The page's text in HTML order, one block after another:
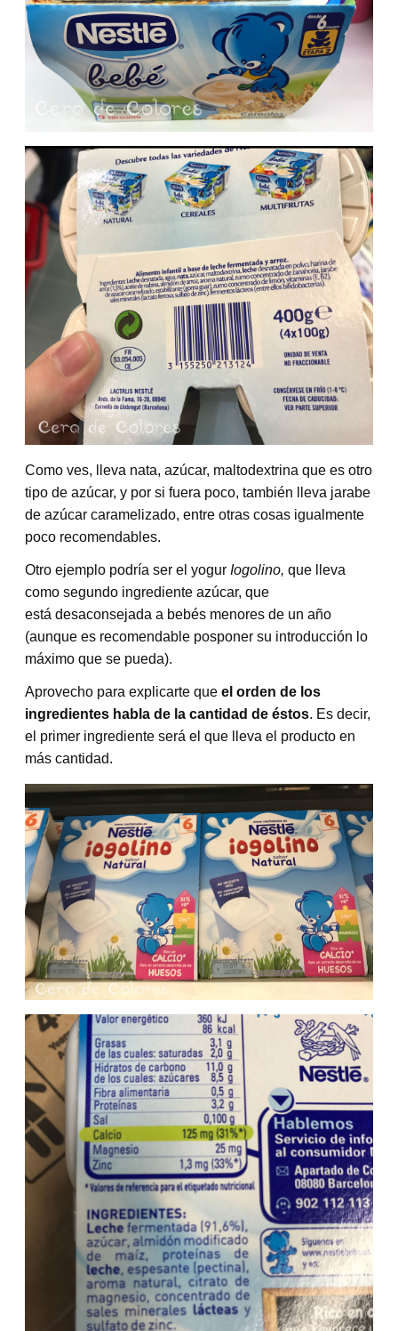
Como ves, lleva nata, azúcar, maltodextrina que es otro
tipo de azúcar, y por si fuera poco, también lleva jarabe
de azúcar caramelizado, entre otras cosas igualmente
poco recomendables.
Otro ejemplo podría ser el yogur Iogolino, que lleva
como segundo ingrediente azúcar, que
está desaconsejada a bebés menores de un año
(aunque es recomendable posponer su introducción lo
máximo que se pueda).
Aprovecho para explicarte que el orden de los
ingredientes habla de la cantidad de éstos. Es decir,
el primer ingrediente será el que lleva el producto en
más cantidad.